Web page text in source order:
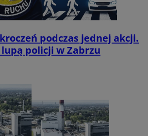
podczas jednej akcji.
policji w Zabrzu